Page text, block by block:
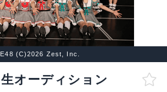
(C)2026 Zest, Inc.
オーディション